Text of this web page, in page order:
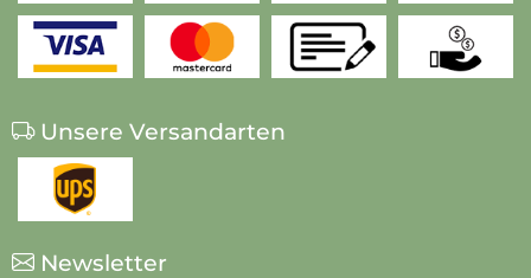
Unsere Versandarten
Newsletter